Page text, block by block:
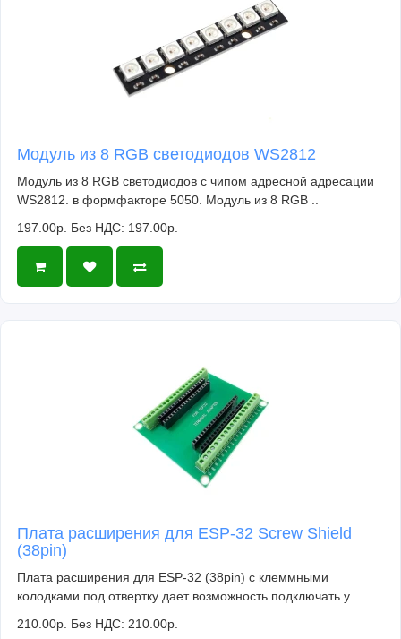
Модуль из 8 RGB светодиодов WS2812
Модуль из 8 RGB светодиодов с чипом адресной адресации
WS2812. в формфакторе 5050. Модуль из 8 RGB ..
197.00р. Без НДС: 197.00р.
Плата расширения для ESP-32 Screw Shield
(38pin)
Плата расширения для ESP-32 (38pin) с клеммными
колодками под отвертку дает возможность подключать у..
210.00р. Без НДС: 210.00р.